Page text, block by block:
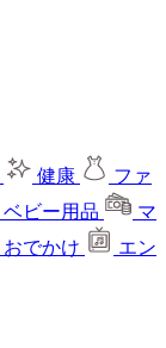
健康
ファ
ベビー用品
マ
おでかけ
エン